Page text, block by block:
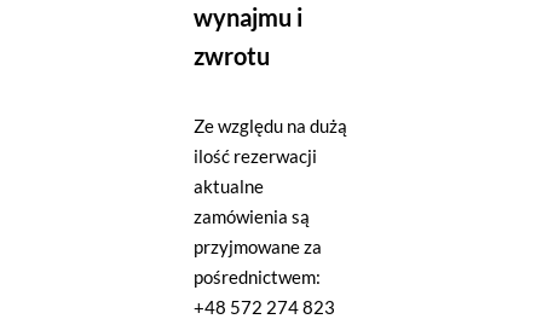
wynajmu i
zwrotu
Ze względu na dużą
ilość rezerwacji
aktualne
zamówienia są
przyjmowane za
pośrednictwem:
+48 572 274 823